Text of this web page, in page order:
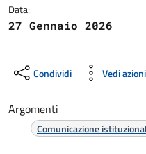
Data:
27 Gennaio 2026
Condividi Vedi azioni
Argomenti
Comunicazione